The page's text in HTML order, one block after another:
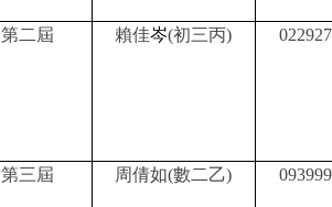
第二屆 賴佳岑(初三丙)
第三屆 周倩如(數二乙)